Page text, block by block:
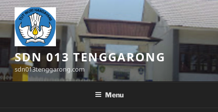
Skip
to
content
SDN 013 TENGGARONG
sdn013tenggarong.com
Menu